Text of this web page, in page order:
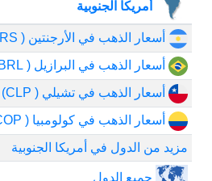
أمريكا الجنوبية
أسعار الذهب في الأرجنتين ( ARS)
أسعار الذهب في البرازيل ( BRL)
أسعار الذهب في تشيلي ( CLP)
أسعار الذهب في كولومبيا ( COP)
مزيد من الدول في أمريكا الجنوبية
جميع الدول